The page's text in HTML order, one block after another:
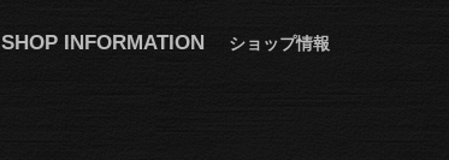
SHOP INFORMATION ショップ情報